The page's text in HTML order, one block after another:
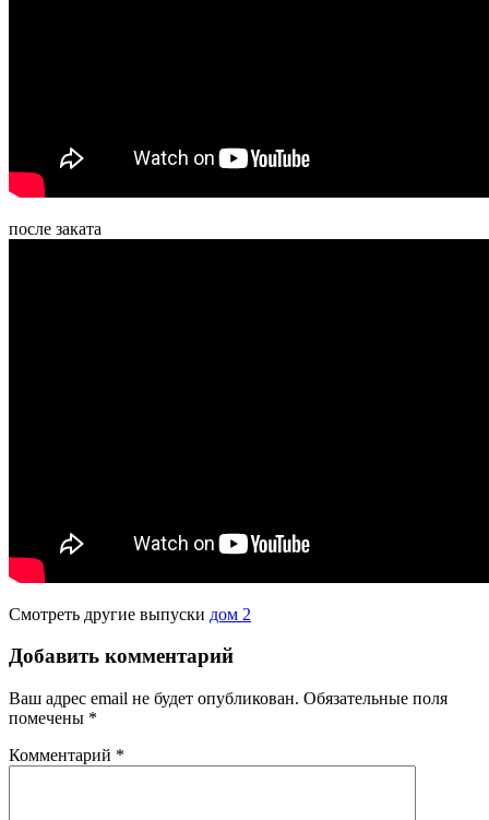
после заката
Смотреть другие выпуски дом 2
Добавить комментарий
Ваш адрес email не будет опубликован. Обязательные поля
помечены *
Комментарий *